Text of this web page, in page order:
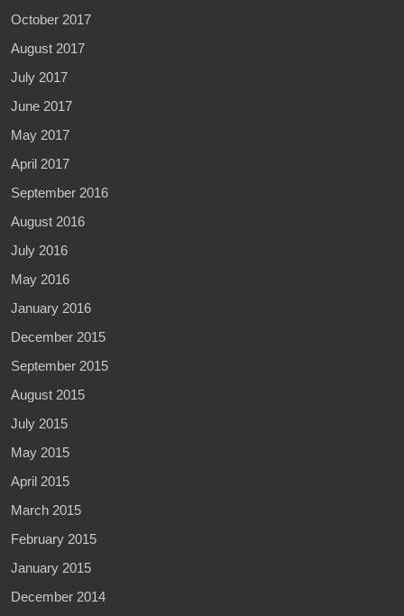
October 2017
August 2017
July 2017
June 2017
May 2017
April 2017
September 2016
August 2016
July 2016
May 2016
January 2016
December 2015
September 2015
August 2015
July 2015
May 2015
April 2015
March 2015
February 2015
January 2015
December 2014